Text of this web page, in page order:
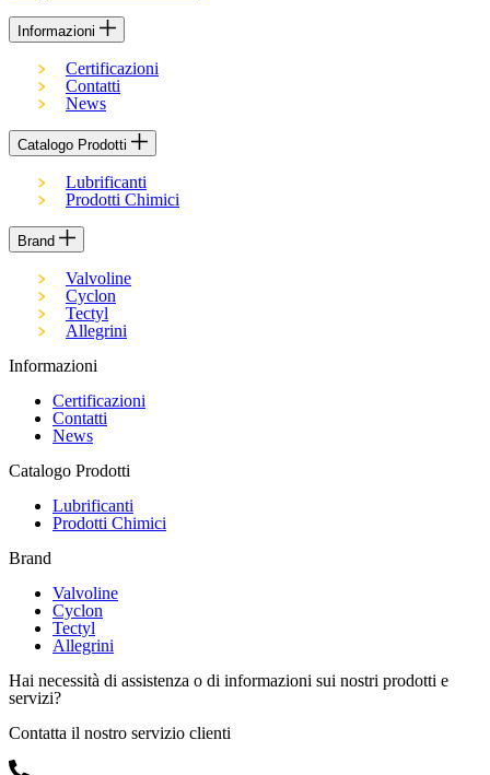
Informazioni
Certificazioni
Contatti
News
Catalogo Prodotti
Lubrificanti
Prodotti Chimici
Brand
Valvoline
Cyclon
Tectyl
Allegrini
Informazioni
Certificazioni
Contatti
News
Catalogo Prodotti
Lubrificanti
Prodotti Chimici
Brand
Valvoline
Cyclon
Tectyl
Allegrini
Hai necessità di assistenza o di informazioni sui nostri prodotti e
servizi?
Contatta il nostro servizio clienti